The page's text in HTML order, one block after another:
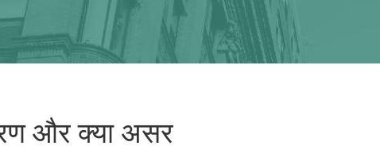
और क्या असर